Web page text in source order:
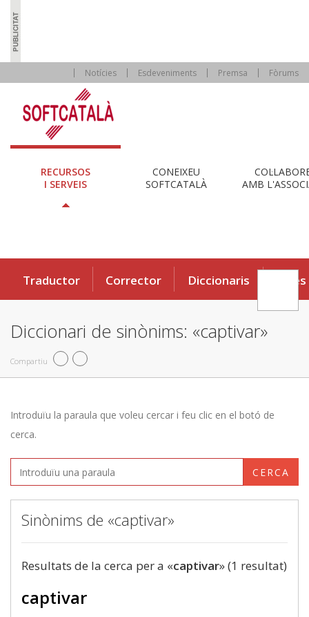
Notícies Esdeveniments Premsa Fòrums
RECURSOS
I SERVEIS
CONEIXEU
SOFTCATALÀ
AMB
Traductor Corrector Diccionaris Eines
Diccionari de sinònims: «captivar»
Compartiu
Introduïu la paraula que voleu cercar i feu clic en el botó de
cerca.
CERCA
Sinònims de «captivar»
Resultats de la cerca per a «captivar» (1 resultat)
captivar